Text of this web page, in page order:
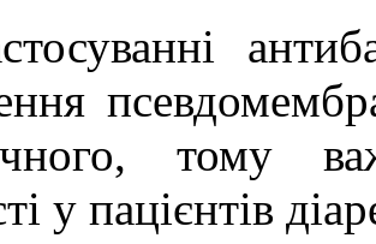
тому
у пацієнтів